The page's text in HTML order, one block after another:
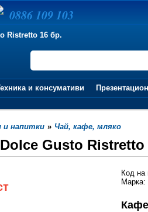
Ristretto 16 бр.
и консумативи
и напитки » Чай, кафе, мляко
Gusto Ristretto
Код на
Марка:
0886 109 103